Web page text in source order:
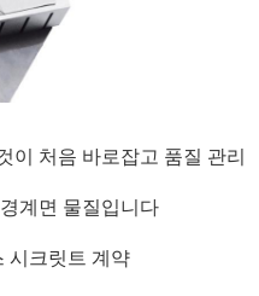
이 처음 바로잡고 품질 관리
계면 물질입니다
시크릿트 계약